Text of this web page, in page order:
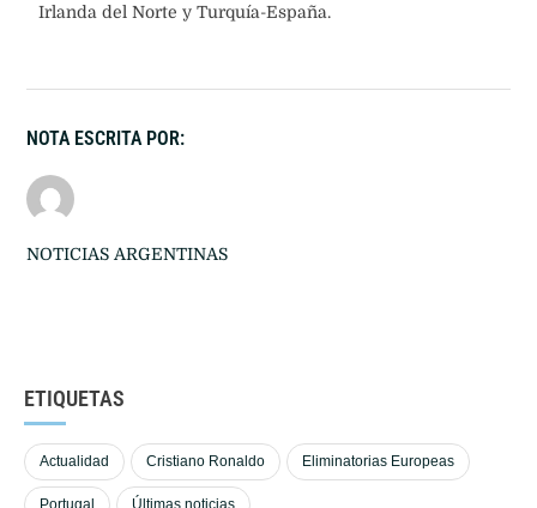
Irlanda del Norte y Turquía-España.
NOTA ESCRITA POR:
NOTICIAS ARGENTINAS
ETIQUETAS
Actualidad Cristiano Ronaldo Eliminatorias Europeas
Portugal Últimas noticias